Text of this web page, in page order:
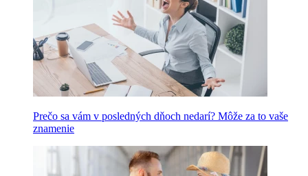
Prečo sa vám v posledných dňoch nedarí? Môže za to vaše
znamenie